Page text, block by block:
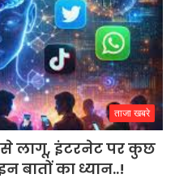
ताजा खबरे
लागू, इंटरनेट पर कुछ
बातों का ध्यान..!